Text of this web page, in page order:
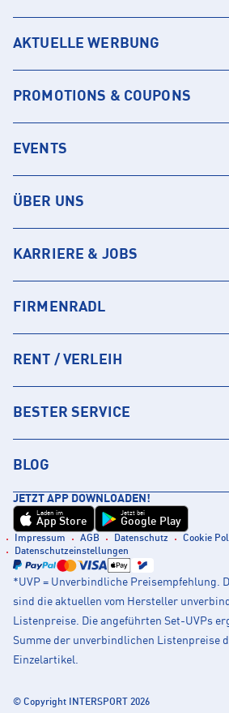
AKTUELLE WERBUNG
PROMOTIONS & COUPONS
EVENTS
ÜBER UNS
KARRIERE & JOBS
FIRMENRADL
RENT / VERLEIH
BESTER SERVICE
BLOG
JETZT APP DOWNLOADEN!
Laden im
App Store
Jetzt bei
Google Play
Impressum AGB Datenschutz
Cookie
Datenschutzeinstellungen
*UVP = Unverbindliche Preisempfehlung.
sind die aktuellen vom Hersteller
Listenpreise. Die angeführten Set-UVPs
Summe der unverbindlichen Listenpreise
Einzelartikel.
© Copyright INTERSPORT 2026